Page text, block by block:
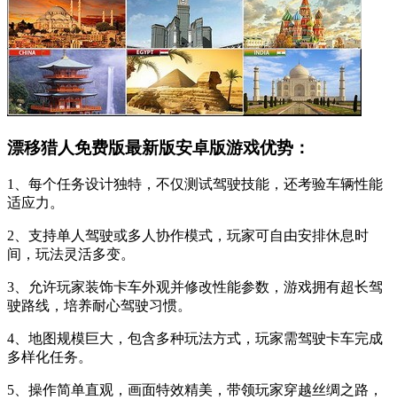
漂移猎人免费版最新版安卓版游戏优势：
1、每个任务设计独特，不仅测试驾驶技能，还考验车辆性能
适应力。
2、支持单人驾驶或多人协作模式，玩家可自由安排休息时
间，玩法灵活多变。
3、允许玩家装饰卡车外观并修改性能参数，游戏拥有超长驾
驶路线，培养耐心驾驶习惯。
4、地图规模巨大，包含多种玩法方式，玩家需驾驶卡车完成
多样化任务。
5、操作简单直观，画面特效精美，带领玩家穿越丝绸之路，